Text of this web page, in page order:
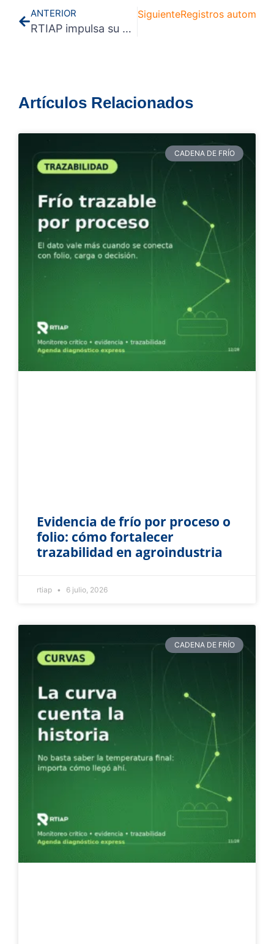
ANTERIOR
RTIAP impulsa su nueva plataforma con foco en monitoreo crítico y cadena de frío multisector
SiguienteRegistros
Artículos Relacionados
CADENA DE FRÍO
Evidencia de frío por proceso o
folio: cómo fortalecer
trazabilidad en agroindustria
rtiap 6 julio, 2026
CADENA DE FRÍO